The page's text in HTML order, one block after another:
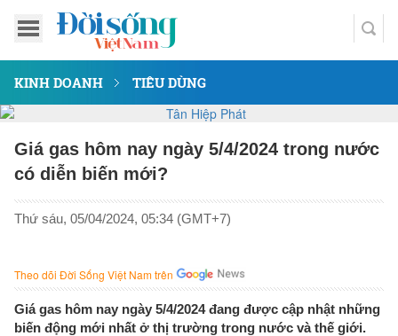
KINH DOANH TIÊU DÙNG
Giá gas hôm nay ngày 5/4/2024 trong nước
có diễn biến mới?
Thứ sáu, 05/04/2024, 05:34 (GMT+7)
Theo dõi Đời Sống Việt Nam trên
Giá gas hôm nay ngày 5/4/2024 đang được cập nhật những
biến động mới nhất ở thị trường trong nước và thế giới.